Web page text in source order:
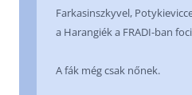
Farkasinszkyvel,
a Harangiék a FRADI-ban
A fák még csak nőnek.